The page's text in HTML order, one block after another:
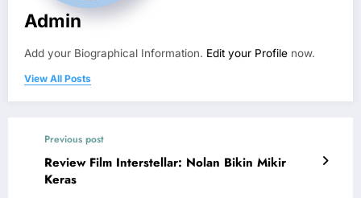
Admin
Add your Biographical Information. Edit your Profile now.
View All Posts
Previous post
Review Film Interstellar: Nolan Bikin Mikir
Keras